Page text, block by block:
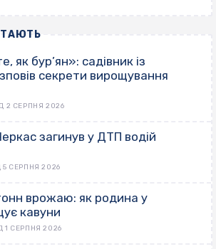
як бур’ян»: садівник із
секрети вирощування
2 СЕРПНЯ 2026
загинув у ДТП водій
5 СЕРПНЯ 2026
врожаю: як родина у
кавуни
1 СЕРПНЯ 2026